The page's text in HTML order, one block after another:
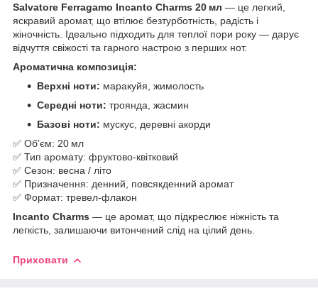
Salvatore Ferragamo Incanto Charms 20 мл — це легкий,
яскравий аромат, що втілює безтурботність, радість і
жіночність. Ідеально підходить для теплої пори року — дарує
відчуття свіжості та гарного настрою з перших нот.
Ароматична композиція:
Верхні ноти: маракуйя, жимолость
Середні ноти: троянда, жасмин
Базові ноти: мускус, деревні акорди
✅ Обʼєм: 20 мл
✅ Тип аромату: фруктово-квітковий
✅ Сезон: весна / літо
✅ Призначення: денний, повсякденний аромат
✅ Формат: тревел-флакон
Incanto Charms — це аромат, що підкреслює ніжність та
легкість, залишаючи витончений слід на цілий день.
Приховати